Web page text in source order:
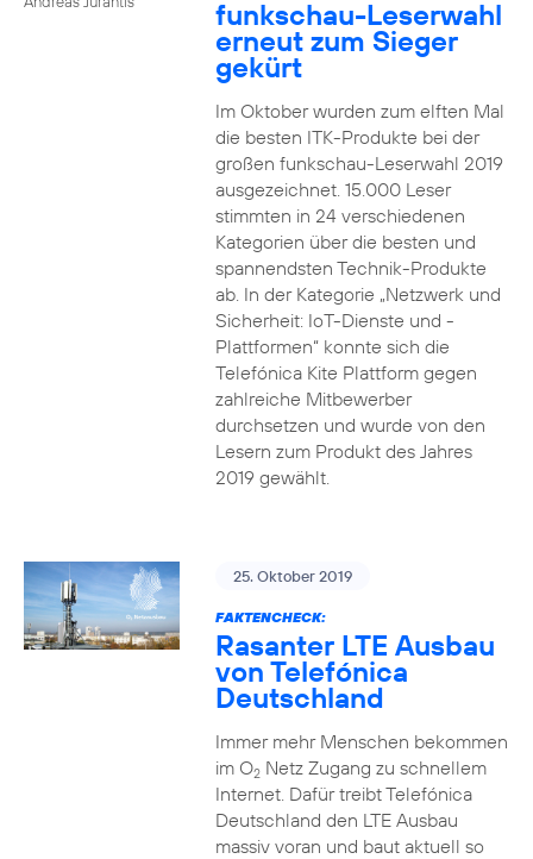
funkschau-Leserwahl
erneut zum Sieger
gekürt
Im Oktober wurden zum elften Mal
die besten ITK-Produkte bei der
großen funkschau-Leserwahl 2019
ausgezeichnet. 15.000 Leser
stimmten in 24 verschiedenen
Kategorien über die besten und
spannendsten Technik-Produkte
ab. In der Kategorie „Netzwerk und
Sicherheit: IoT-Dienste und -
Plattformen“ konnte sich die
Telefónica Kite Plattform gegen
zahlreiche Mitbewerber
durchsetzen und wurde von den
Lesern zum Produkt des Jahres
2019 gewählt.
25. Oktober 2019
FAKTENCHECK:
Rasanter LTE Ausbau
von Telefónica
Deutschland
Immer mehr Menschen bekommen
im O2Netz Zugang zu schnellem
Internet. Dafür treibt Telefónica
Deutschland den LTE Ausbau
massiv voran und baut aktuell so